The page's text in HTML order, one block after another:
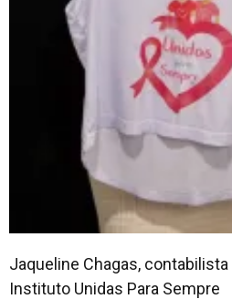
Jaqueline Chagas,
Instituto Unidas Para Sempre